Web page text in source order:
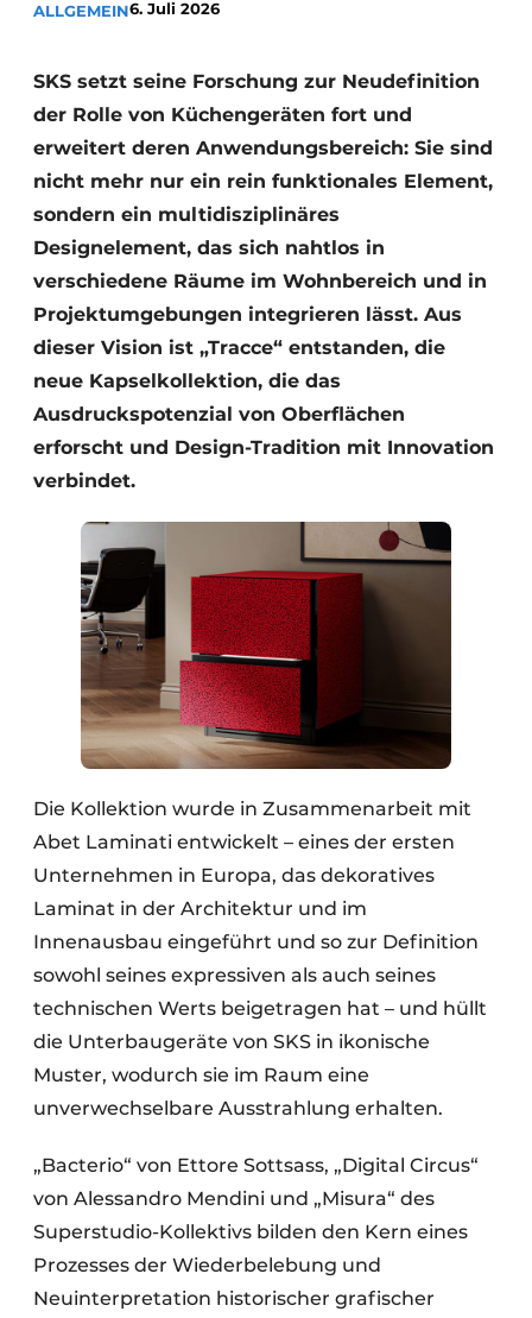
Datenschutz / Cookie-Erklärung
Offene Stellen
Arbeitsblätter
Möbelbeschläge und Schränke
ALLGEMEIN6. Juli 2026
SKS setzt seine Forschung zur Neudefinition
der Rolle von Küchengeräten fort und
erweitert deren Anwendungsbereich: Sie sind
nicht mehr nur ein rein funktionales Element,
sondern ein multidisziplinäres
Designelement, das sich nahtlos in
verschiedene Räume im Wohnbereich und in
Projektumgebungen integrieren lässt. Aus
dieser Vision ist „Tracce“ entstanden, die
neue Kapselkollektion, die das
Ausdruckspotenzial von Oberflächen
erforscht und Design-Tradition mit Innovation
verbindet.
Die Kollektion wurde in Zusammenarbeit mit
Abet Laminati entwickelt – eines der ersten
Unternehmen in Europa, das dekoratives
Laminat in der Architektur und im
Innenausbau eingeführt und so zur Definition
sowohl seines expressiven als auch seines
technischen Werts beigetragen hat – und hüllt
die Unterbaugeräte von SKS in ikonische
Muster, wodurch sie im Raum eine
unverwechselbare Ausstrahlung erhalten.
„Bacterio“ von Ettore Sottsass, „Digital Circus“
von Alessandro Mendini und „Misura“ des
Superstudio-Kollektivs bilden den Kern eines
Prozesses der Wiederbelebung und
Neuinterpretation historischer grafischer